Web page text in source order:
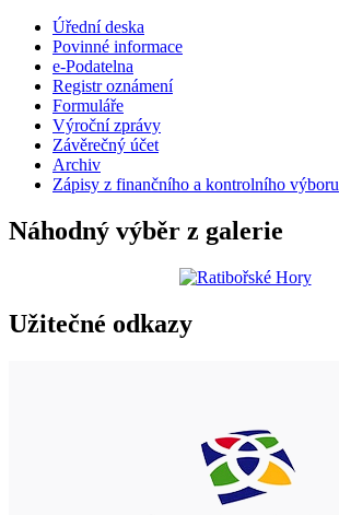
Úřední deska
Povinné informace
e-Podatelna
Registr oznámení
Formuláře
Výroční zprávy
Závěrečný účet
Archiv
Zápisy z finančního a kontrolního výboru
Náhodný výběr z galerie
Užitečné odkazy